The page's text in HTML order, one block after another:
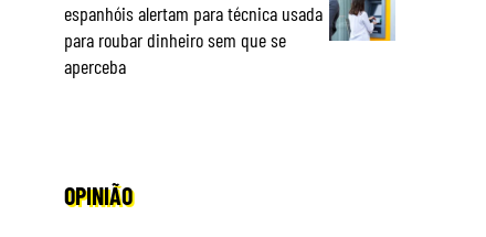
espanhóis alertam para técnica usada
para roubar dinheiro sem que se
aperceba
OPINIÃO